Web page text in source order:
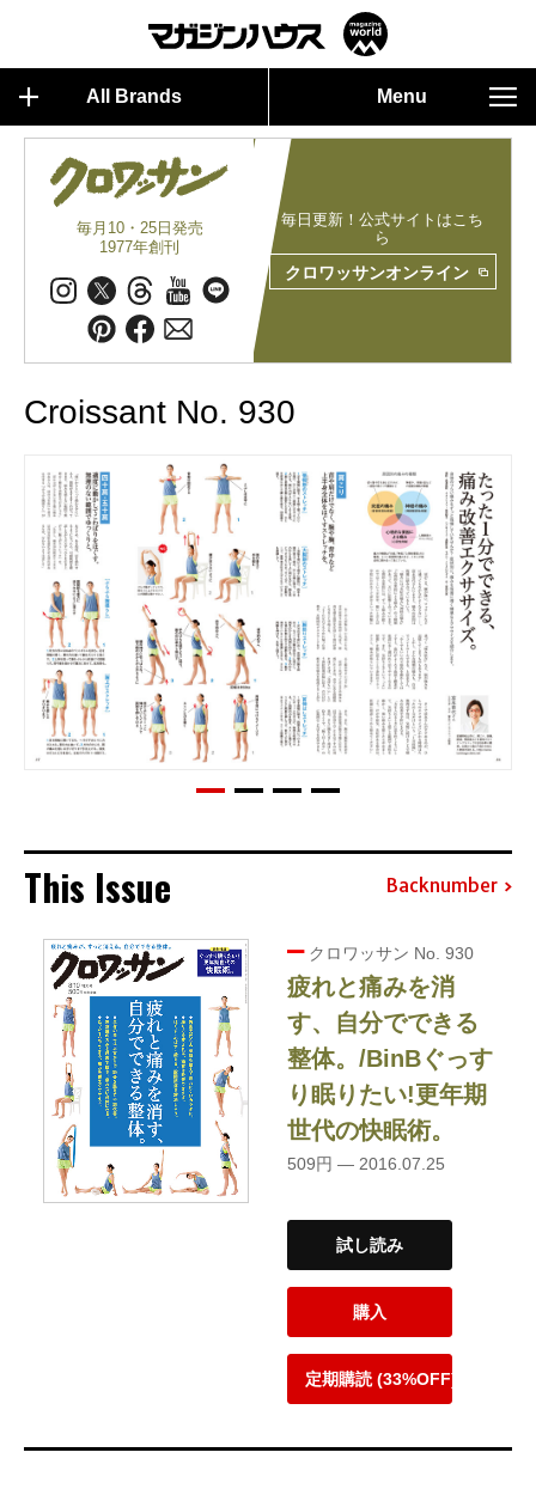
All Brands Menu
毎月10・25日発売
1977年創刊
毎日更新！公式サイトはこち
ら
クロワッサンオンライン
Croissant No. 930
This Issue Backnumber
クロワッサン No. 930
疲れと痛みを消
す、自分でできる
整体。/BinBぐっす
り眠りたい!更年期
世代の快眠術。
509円 — 2016.07.25
試し読み
購入
定期購読 (33%OFF)